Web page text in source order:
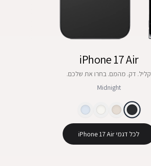
iPhone 17 Air
קליל. דק. מהמם. בחרו את שלכם.
Midnight
לכל דגמי iPhone 17 Air